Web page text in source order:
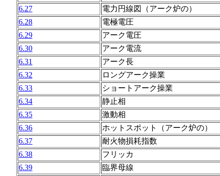
6.27
電力円線図（アーク炉の）
6.28
電極電圧
6.29
アーク電圧
6.30
アーク電流
6.31
アーク長
6.32
ロングアーク操業
6.33
ショートアーク操業
6.34
静止相
6.35
激動相
6.36
ホットスポット（アーク炉の）
6.37
耐火物損耗指数
6.38
フリッカ
6.39
臨界母線